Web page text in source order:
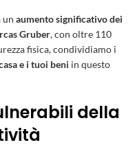
un aumento significativo dei
Gruber, con oltre 110
fisica, condividiamo i
e i tuoi beni in questo
della